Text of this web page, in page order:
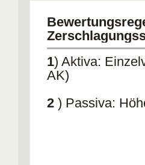
1) Aktiva:
AK)
2 ) Passiva: